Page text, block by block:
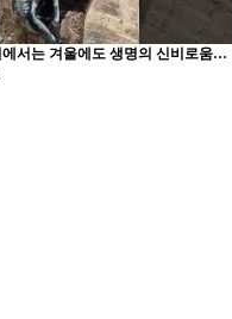
용곤의 실내정원에서는 겨울에도 생명의 신비로움이 계속됩니다...... 장수풍뎅이의 교미